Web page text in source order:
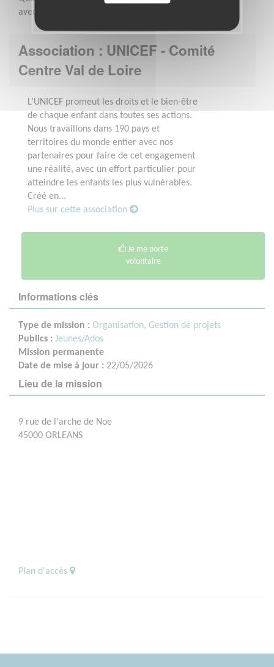
avec possibilité de quelques temps forts annuels
Association : UNICEF - Comité
Centre Val de Loire
L’UNICEF promeut les droits et le bien-être
de chaque enfant dans toutes ses actions.
Nous travaillons dans 190 pays et
territoires du monde entier avec nos
partenaires pour faire de cet engagement
une réalité, avec un effort particulier pour
atteindre les enfants les plus vulnérables.
Créé en...
Plus sur cette association
Je me porte
volontaire
Informations clés
Type de mission : Organisation, Gestion de projets
Publics : Jeunes/Ados
Mission permanente
Date de mise à jour : 22/05/2026
Lieu de la mission
9 rue de l'arche de Noe
45000 ORLEANS
Plan d'accès